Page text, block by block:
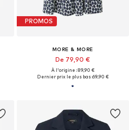
PROMOS
MORE & MORE
De 79,90 €
À l'origine : 89,90 €
Dernier prix le plus bas :69,90 €